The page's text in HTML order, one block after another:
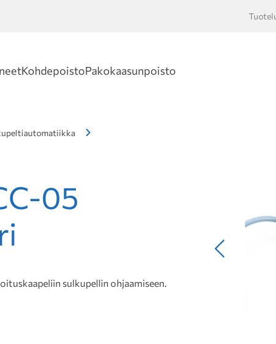
KohdepoistoPakokaasunpoisto
05
sulkupellin ohjaamiseen.
Edellinen